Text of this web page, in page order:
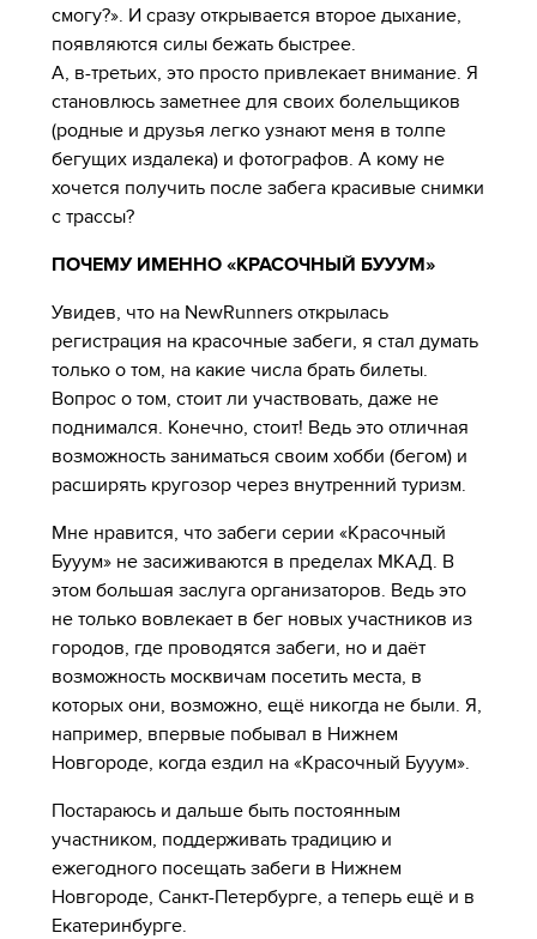
смогу?». И сразу открывается второе дыхание,
появляются силы бежать быстрее.
А, в-третьих, это просто привлекает внимание. Я
становлюсь заметнее для своих болельщиков
(родные и друзья легко узнают меня в толпе
бегущих издалека) и фотографов. А кому не
хочется получить после забега красивые снимки
с трассы?
ПОЧЕМУ ИМЕННО «КРАСОЧНЫЙ БУУУМ»
Увидев, что на NewRunners открылась
регистрация на красочные забеги, я стал думать
только о том, на какие числа брать билеты.
Вопрос о том, стоит ли участвовать, даже не
поднимался. Конечно, стоит! Ведь это отличная
возможность заниматься своим хобби (бегом) и
расширять кругозор через внутренний туризм.
Мне нравится, что забеги серии «Красочный
Бууум» не засиживаются в пределах МКАД. В
этом большая заслуга организаторов. Ведь это
не только вовлекает в бег новых участников из
городов, где проводятся забеги, но и даёт
возможность москвичам посетить места, в
которых они, возможно, ещё никогда не были. Я,
например, впервые побывал в Нижнем
Новгороде, когда ездил на «Красочный Бууум».
Постараюсь и дальше быть постоянным
участником, поддерживать традицию и
ежегодного посещать забеги в Нижнем
Новгороде, Санкт-Петербурге, а теперь ещё и в
Екатеринбурге.